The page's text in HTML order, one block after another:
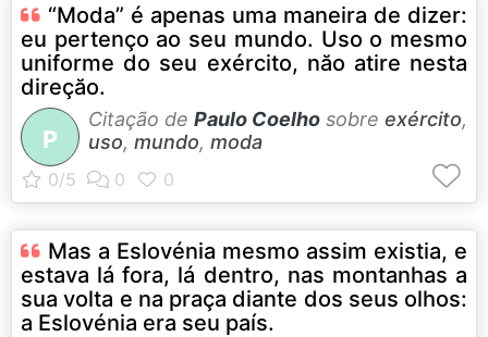
“Moda” é apenas uma maneira de dizer:
eu pertenço ao seu mundo. Uso o mesmo
uniforme do seu exército, năo atire nesta
direçăo.
P
Citação de Paulo Coelho sobre exército,
uso, mundo, moda
Mas a Eslovénia mesmo assim existia, e
estava lá fora, lá dentro, nas montanhas a
sua volta e na praça diante dos seus olhos:
a Eslovénia era seu país.